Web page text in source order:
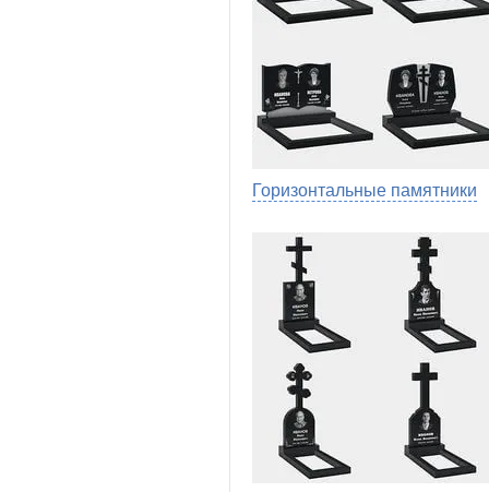
Горизонтальные памятники